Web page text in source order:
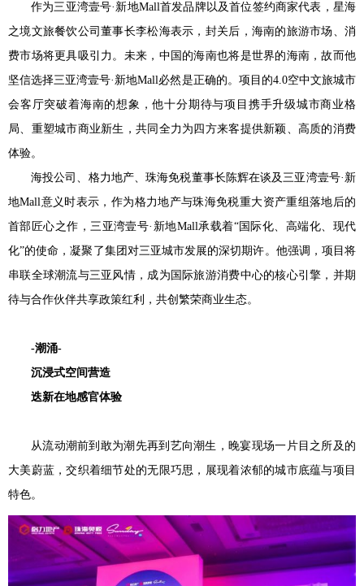
作为三亚湾壹号·新地Mall首发品牌以及首位签约商家代表，星海
之境文旅餐饮公司董事长李松海表示，封关后，海南的旅游市场、消
费市场将更具吸引力。未来，中国的海南也将是世界的海南，故而他
坚信选择三亚湾壹号·新地Mall必然是正确的。项目的4.0空中文旅城市
会客厅突破着海南的想象，他十分期待与项目携手升级城市商业格
局、重塑城市商业新生，共同全力为四方来客提供新颖、高质的消费
体验。
海投公司、格力地产、珠海免税董事长陈辉在谈及三亚湾壹号·新
地Mall意义时表示，作为格力地产与珠海免税重大资产重组落地后的
首部匠心之作，三亚湾壹号·新地Mall承载着“国际化、高端化、现代
化”的使命，凝聚了集团对三亚城市发展的深切期许。他强调，项目将
串联全球潮流与三亚风情，成为国际旅游消费中心的核心引擎，并期
待与合作伙伴共享政策红利，共创繁荣商业生态。
-潮涌-
沉浸式空间营造
迭新在地感官体验
从流动潮前到敢为潮先再到艺向潮生，晚宴现场一片目之所及的
大美蔚蓝，交织着细节处的无限巧思，展现着浓郁的城市底蕴与项目
特色。